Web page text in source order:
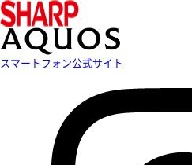
スマートフォン公式サイト